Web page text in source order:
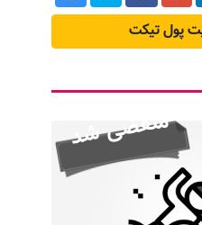
پول تیکت
منقضی شد